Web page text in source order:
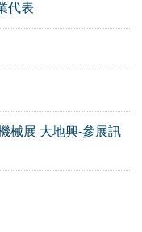
代表
械展 大地興-參展訊